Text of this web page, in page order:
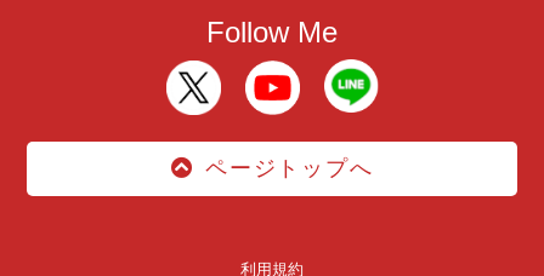
Follow Me
ページトップへ
利用規約